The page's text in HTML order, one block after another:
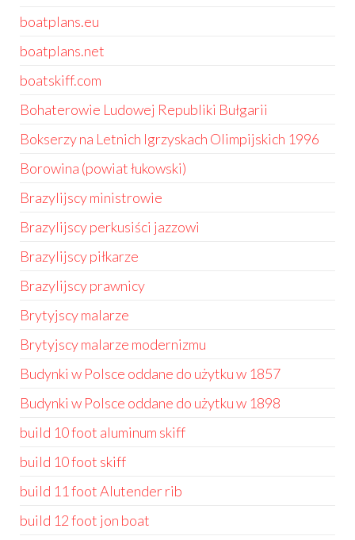
boatplans.eu
boatplans.net
boatskiff.com
Bohaterowie Ludowej Republiki Bułgarii
Bokserzy na Letnich Igrzyskach Olimpijskich 1996
Borowina (powiat łukowski)
Brazylijscy ministrowie
Brazylijscy perkusiści jazzowi
Brazylijscy piłkarze
Brazylijscy prawnicy
Brytyjscy malarze
Brytyjscy malarze modernizmu
Budynki w Polsce oddane do użytku w 1857
Budynki w Polsce oddane do użytku w 1898
build 10 foot aluminum skiff
build 10 foot skiff
build 11 foot Alutender rib
build 12 foot jon boat